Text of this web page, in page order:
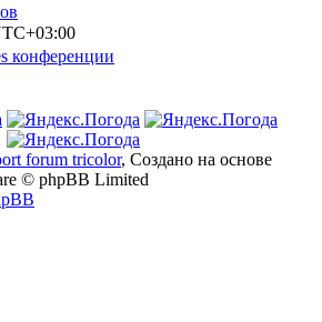
конференции
forum tricolor, Создано на основе
© phpBB Limited